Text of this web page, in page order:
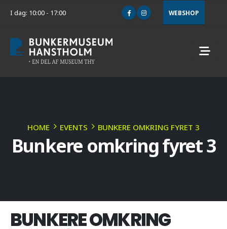
I dag: 10:00 - 17:00 WEBSHOP
HOME EVENTS BUNKERE OMKRING FYRET 3
Bunkere omkring fyret 3
BUNKERE OMKRING